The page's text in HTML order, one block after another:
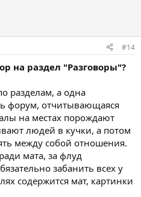
#14
на раздел "Разговоры"?
разделам, а одна
форум, отчитывающаяся
на местах порождают
людей в кучки, а потом
между собой отношения.
мата, за флуд
забанить всех у
содержится мат, картинки